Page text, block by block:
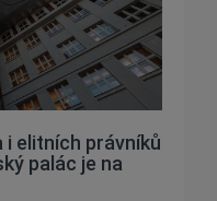
i elitních právníků
palác je na